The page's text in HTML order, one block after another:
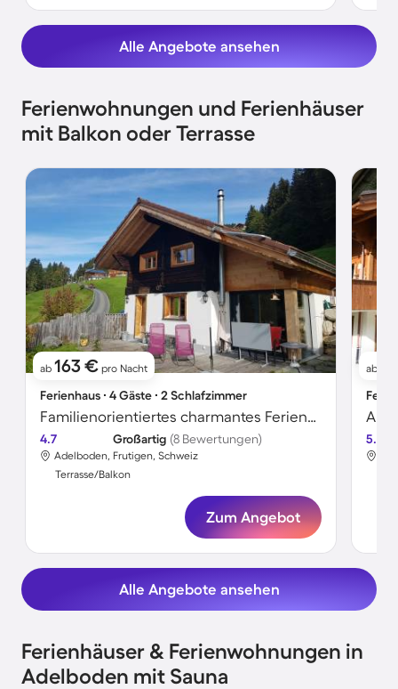
Alle Angebote ansehen
Ferienwohnungen und Ferienhäuser
mit Balkon oder Terrasse
ab 163 € pro Nacht
Ferienhaus ∙ 4 Gäste ∙ 2 Schlafzimmer
Familienorientiertes charmantes Ferienhaus mit Terrasse, Garten und Grill
4.7 Großartig (8 Bewertungen)
Adelboden, Frutigen, Schweiz
Terrasse/Balkon
Zum Angebot
ab
5.0
Alle Angebote ansehen
Ferienhäuser & Ferienwohnungen in
Adelboden mit Sauna